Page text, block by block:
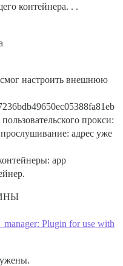
контейнера. . .
настроить внешнюю
прокси:
адрес уже
app
Plugin for use with